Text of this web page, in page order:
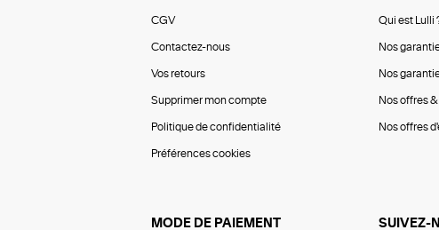
CGV
Contactez-nous
Vos retours
Supprimer mon compte
Politique de confidentialité
Préférences cookies
Qui est Lulli
Nos
Nos
Nos offres
Nos offres
MODE DE PAIEMENT SUIVEZ-